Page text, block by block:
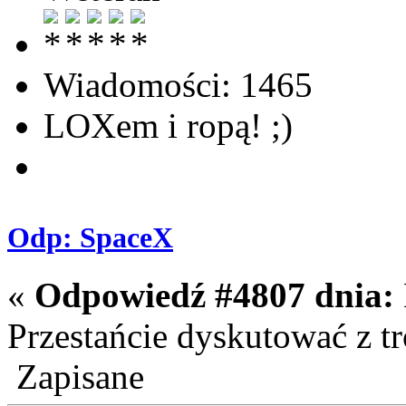
Wiadomości: 1465
LOXem i ropą! ;)
Odp: SpaceX
« Odpowiedź #4807 dnia:
Przestańcie dyskutować z
Zapisane